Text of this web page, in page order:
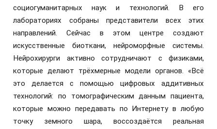
социогуманитарных наук и технологий. В его
лабораториях собраны представители всех этих
направлений. Сейчас в этом центре создают
искусственные биоткани, нейроморфные системы.
Нейрохирурги активно сотрудничают с физиками,
которые делают трёхмерные модели органов. «Всё
это делается с помощью цифровых аддитивных
технологий: по томографическим данным пациента,
которые можно передавать по Интернету в любую
точку земного шара, воссоздаётся реальная